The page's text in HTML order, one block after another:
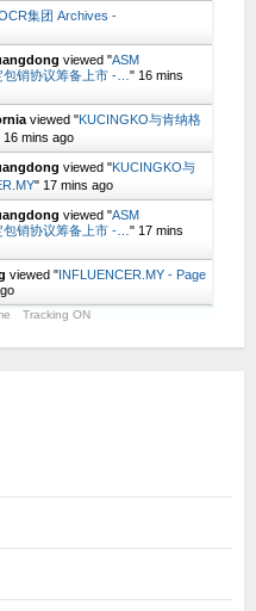
集团 Archives -
viewed "ASM
销协议筹备上市 -… " 16 mins
viewed "KUCINGKO与肯纳格
17 mins ago
viewed "KUCINGKO与
" 17 mins ago
viewed "ASM
销协议筹备上市 -… " 17 mins
viewed "INFLUENCER.MY - Page
Tracking ON